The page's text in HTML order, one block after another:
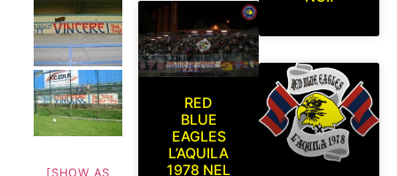
[SHOW AS
RED
BLUE
EAGLES
L’AQUILA
1978 NEL